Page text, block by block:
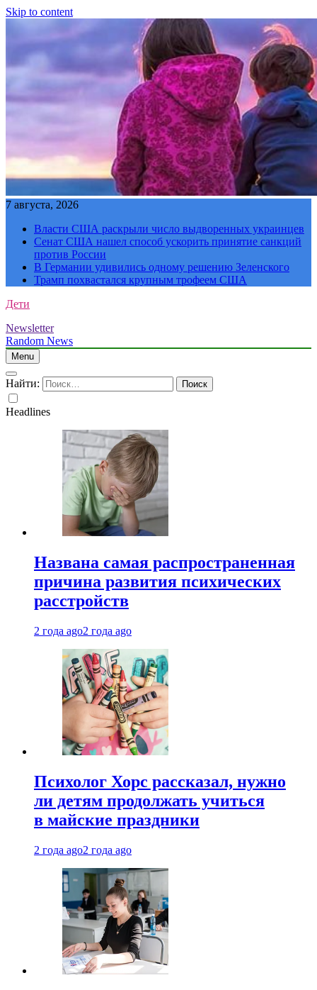
Skip to content
7 августа, 2026
Власти США раскрыли число выдворенных украинцев
Сенат США нашел способ ускорить принятие санкций
против России
В Германии удивились одному решению Зеленского
Трамп похвастался крупным трофеем США
Дети
Newsletter
Random News
Menu
Найти:
Headlines
Названа самая распространенная
причина развития психических
расстройств
2 года ago2 года ago
Психолог Хорс рассказал, нужно
ли детям продолжать учиться
в майские праздники
2 года ago2 года ago